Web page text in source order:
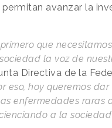
avanzar la
que
la voz de
Directiva de la
eso, hoy queremos
enfermedades raras
a la sociedad